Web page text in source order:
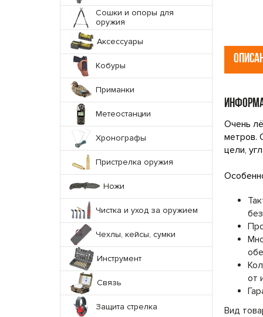
Сошки и опоры для
оружия
Аксессуары
Кобуры
Приманки
Метеостанции
Хронографы
Пристрелка оружия
Ножи
Чистка и уход за оружием
Чехлы, кейсы, сумки
Инструмент
Связь
Защита стрелка
Очень
метров.
цели,
от
Вид